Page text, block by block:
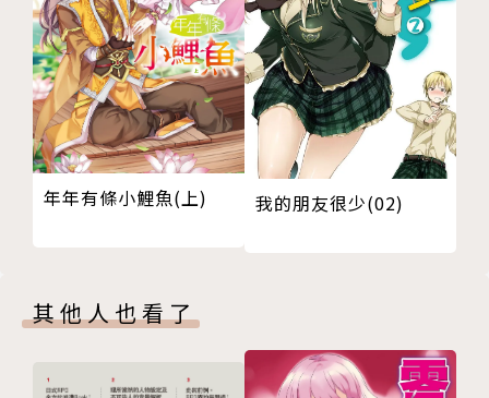
年年有條小鯉魚(上) 我的朋友很少(02)
其他人也看了